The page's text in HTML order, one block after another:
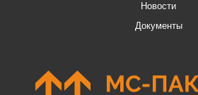
Новости
Документы